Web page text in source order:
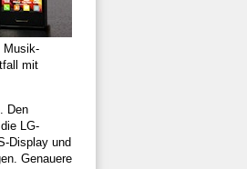
Musik-
mit
Den
LG-
Display und
Genauere